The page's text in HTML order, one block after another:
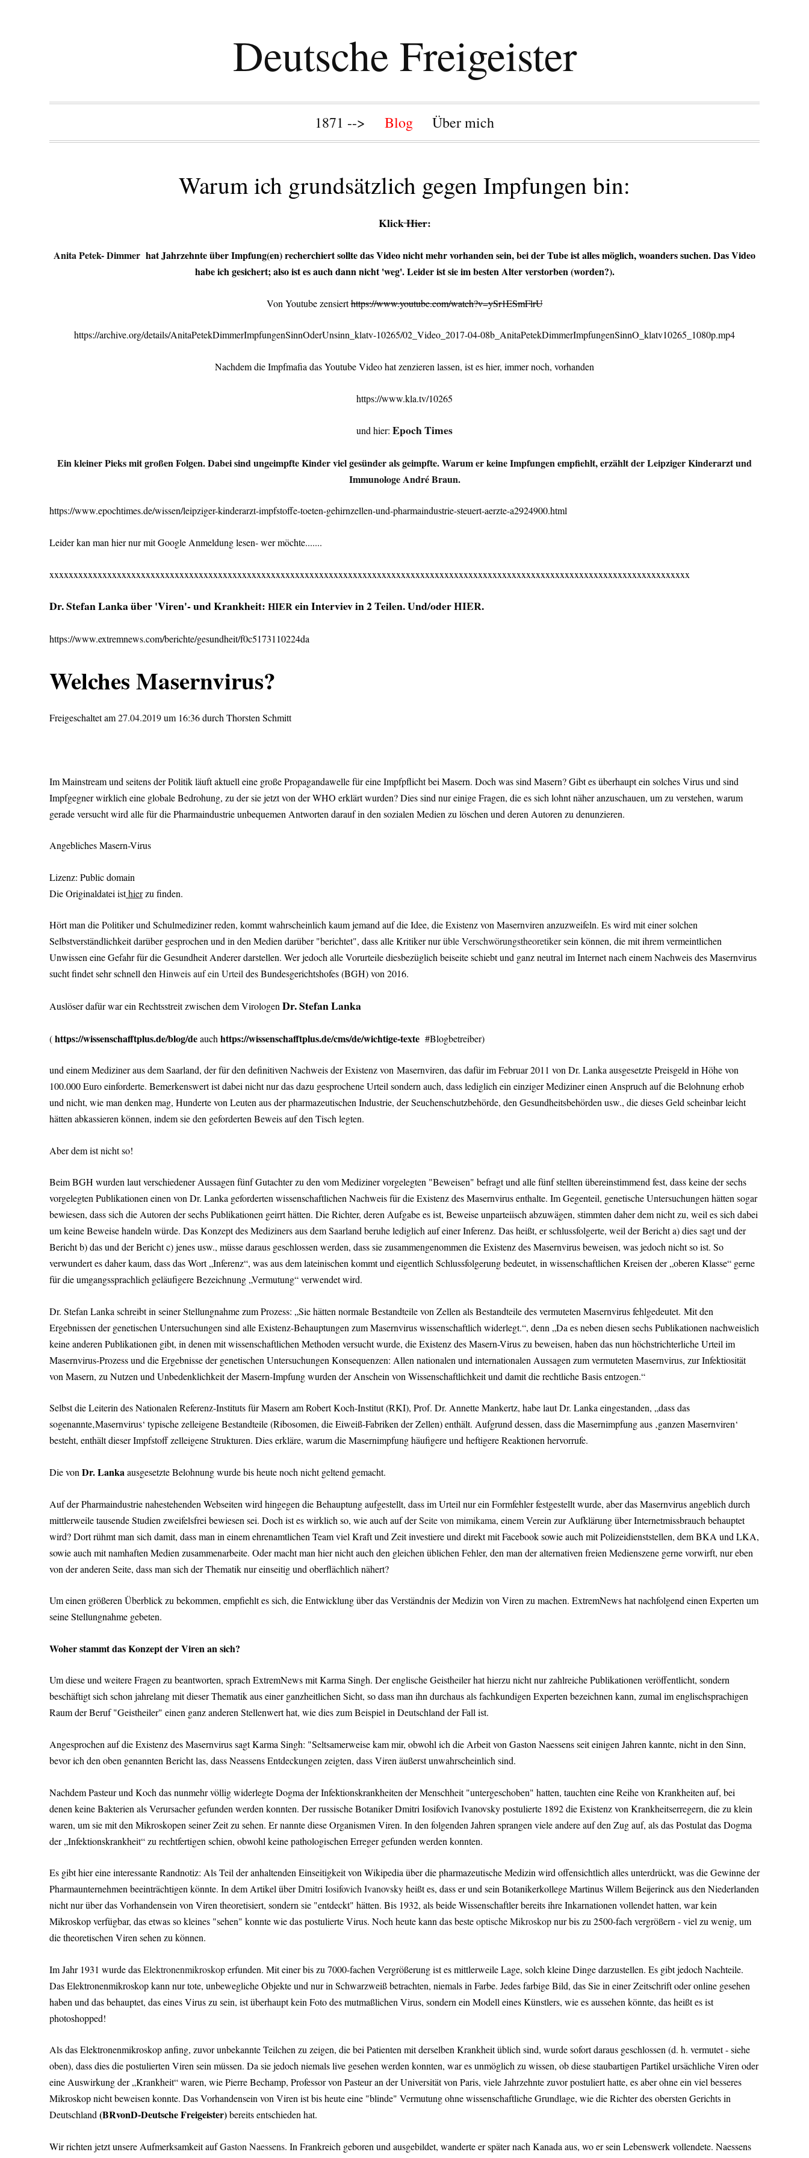
Deutsche Freigeister
1871 --> Blog Über mich
Warum ich grundsätzlich gegen Impfungen bin:
KlickHier:
Anita Petek- Dimmer hat Jahrzehnte über Impfung(en) recherchiert sollte das Video nicht mehr vorhanden sein, bei der Tube ist alles möglich, woanders suchen. Das Video
habe ich gesichert; also ist es auch dann nicht 'weg'. Leider ist sie im besten Alter verstorben (worden?).
Von Youtube zensierthttps://www.youtube.com/watch?v=ySr1ESmFlrU
https://archive.org/details/AnitaPetekDimmerImpfungenSinnOderUnsinn_klatv-10265/02_Video_2017-04-08b_AnitaPetekDimmerImpfungenSinnO_klatv10265_1080p.mp4
Nachdem die Impfmafia das Youtube Video hat zenzieren lassen, ist es hier, immer noch, vorhanden
https://www.kla.tv/10265
und hier: Epoch Times
Ein kleiner Pieks mit großen Folgen. Dabei sind ungeimpfte Kinder viel gesünder als geimpfte. Warum er keine Impfungen empfiehlt, erzählt der Leipziger Kinderarzt und
Immunologe André Braun.
https://www.epochtimes.de/wissen/leipziger-kinderarzt-impfstoffe-toeten-gehirnzellen-und-pharmaindustrie-steuert-aerzte-a2924900.html
Leider kan man hier nur mit Google Anmeldung lesen- wer möchte.......
xxxxxxxxxxxxxxxxxxxxxxxxxxxxxxxxxxxxxxxxxxxxxxxxxxxxxxxxxxxxxxxxxxxxxxxxxxxxxxxxxxxxxxxxxxxxxxxxxxxxxxxxxxxxxxxxxxxxxxxxxxxxxxxxxxxxx
Dr. Stefan Lanka über 'Viren'- und Krankheit: HIERein Interviev in 2 Teilen. Und/oderHIER.
https://www.extremnews.com/berichte/gesundheit/f0c5173110224da
Welches Masernvirus?
Freigeschaltet am27.04.2019um 16:36 durch Thorsten Schmitt
Im Mainstream und seitens der Politik läuft aktuell eine große Propagandawelle für eine Impfpflicht bei Masern. Doch was sind Masern? Gibt es überhaupt ein solches Virus und sind
Impfgegner wirklich eine globale Bedrohung, zu der sie jetzt von der WHO erklärt wurden? Dies sind nur einige Fragen, die es sich lohnt näher anzuschauen, um zu verstehen, warum
gerade versucht wird alle für die Pharmaindustrie unbequemen Antworten darauf in den sozialen Medien zu löschen und deren Autoren zu denunzieren.
Angebliches Masern-Virus
Lizenz: Public domain
Die Originaldatei isthierzu finden.
Hört man die Politiker und Schulmediziner reden, kommt wahrscheinlich kaum jemand auf die Idee, die Existenz von Masernviren anzuzweifeln. Es wird mit einer solchen
Selbstverständlichkeit darüber gesprochen und in den Medien darüber "berichtet", dass alle Kritiker nurüble Verschwörungstheoretikersein können, die mit ihrem vermeintlichen
Unwissen eine Gefahr für die Gesundheit Anderer darstellen. Wer jedoch alle Vorurteile diesbezüglich beiseite schiebt und ganz neutral im Internet nach einem Nachweis des Masernvirus
sucht findet sehr schnell denHinweis auf ein Urteildes Bundesgerichtshofes (BGH) von 2016.
Auslöser dafür war ein Rechtsstreit zwischen dem Virologen Dr. Stefan Lanka
(https://wissenschafftplus.de/blog/deauch https://wissenschafftplus.de/cms/de/wichtige-texte #Blogbetreiber)
und einem Mediziner aus dem Saarland, der für den definitiven Nachweis der Existenz von Masernviren, das dafür im Februar 2011 von Dr. Lanka ausgesetzte Preisgeld in Höhe von
100.000 Euro einforderte. Bemerkenswert ist dabei nicht nur das dazu gesprochene Urteil sondern auch, dass lediglich ein einziger Mediziner einen Anspruch auf die Belohnung erhob
und nicht, wie man denken mag, Hunderte von Leuten aus der pharmazeutischen Industrie, der Seuchenschutzbehörde, den Gesundheitsbehörden usw., die dieses Geld scheinbar leicht
hätten abkassieren können, indem sie den geforderten Beweis auf den Tisch legten.
Aber dem ist nicht so!
Beim BGH wurden laut verschiedener Aussagen fünf Gutachter zu den vom Mediziner vorgelegten "Beweisen" befragt und alle fünf stellten übereinstimmend fest, dass keine der sechs
vorgelegten Publikationen einen von Dr. Lanka geforderten wissenschaftlichen Nachweis für die Existenz des Masernvirus enthalte. Im Gegenteil, genetische Untersuchungen hätten sogar
bewiesen, dass sich die Autoren der sechs Publikationen geirrt hätten. Die Richter, deren Aufgabe es ist, Beweise unparteiisch abzuwägen, stimmten daher dem nicht zu, weil es sich dabei
um keine Beweise handeln würde. Das Konzept des Mediziners aus dem Saarland beruhe lediglich auf einer Inferenz. Das heißt, er schlussfolgerte, weil der Bericht a) dies sagt und der
Bericht b) das und der Bericht c) jenes usw., müsse daraus geschlossen werden, dass sie zusammengenommen die Existenz des Masernvirus beweisen, was jedoch nicht so ist. So
verwundert es daher kaum, dass das Wort „Inferenz“, was aus dem lateinischen kommt und eigentlich Schlussfolgerung bedeutet, in wissenschaftlichen Kreisen der „oberen Klasse“ gerne
für die umgangssprachlich geläufigere Bezeichnung „Vermutung“ verwendet wird.
Dr. Stefan Lanka schreibt in seiner Stellungnahme zum Prozess: „Sie hätten normale Bestandteile von Zellen als Bestandteile des vermuteten Masernvirus fehlgedeutet. Mit den
Ergebnissen der genetischen Untersuchungen sind alle Existenz-Behauptungen zum Masernvirus wissenschaftlich widerlegt.“, denn „Da es neben diesen sechs Publikationen nachweislich
keine anderen Publikationen gibt, in denen mit wissenschaftlichen Methoden versucht wurde, die Existenz des Masern-Virus zu beweisen, haben das nun höchstrichterliche Urteil im
Masernvirus-Prozess und die Ergebnisse der genetischen Untersuchungen Konsequenzen: Allen nationalen und internationalen Aussagen zum vermuteten Masernvirus, zur Infektiosität
von Masern, zu Nutzen und Unbedenklichkeit der Masern-Impfung wurden der Anschein von Wissenschaftlichkeit und damit die rechtliche Basis entzogen.“
Selbst die Leiterin des Nationalen Referenz-Instituts für Masern am Robert Koch-Institut (RKI), Prof. Dr. Annette Mankertz, habe laut Dr. Lanka eingestanden, „dass das
sogenannte‚Masernvirus‘ typische zelleigene Bestandteile (Ribosomen, die Eiweiß-Fabriken der Zellen) enthält. Aufgrund dessen, dass die Masernimpfung aus ‚ganzen Masernviren‘
besteht, enthält dieser Impfstoff zelleigene Strukturen. Dies erkläre, warum die Masernimpfung häufigere und heftigere Reaktionen hervorrufe.
Die von Dr. Lankaausgesetzte Belohnung wurde bis heute noch nicht geltend gemacht.
Auf der Pharmaindustrie nahestehenden Webseiten wird hingegen die Behauptung aufgestellt, dass im Urteil nur ein Formfehler festgestellt wurde, aber das Masernvirus angeblich durch
mittlerweile tausende Studien zweifelsfrei bewiesen sei. Doch ist es wirklich so, wie auch auf derSeite von mimikama, einem Verein zur Aufklärung über Internetmissbrauch behauptet
wird? Dort rühmt man sich damit, dass man in einem ehrenamtlichen Team viel Kraft und Zeit investiere und direkt mit Facebook sowie auch mit Polizeidienststellen, dem BKA und LKA,
sowie auch mit namhaften Medien zusammenarbeite. Oder macht man hier nicht auch den gleichen üblichen Fehler, den man der alternativen freien Medienszene gerne vorwirft, nur eben
von der anderen Seite, dass man sich der Thematik nur einseitig und oberflächlich nähert?
Um einen größeren Überblick zu bekommen, empfiehlt es sich, die Entwicklung über das Verständnis der Medizin von Viren zu machen. ExtremNews hat nachfolgend einen Experten um
seine Stellungnahme gebeten.
Woher stammt das Konzept der Viren an sich?
Um diese und weitere Fragen zu beantworten, sprach ExtremNews mit Karma Singh. Der englische Geistheiler hat hierzu nicht nur zahlreiche Publikationen veröffentlicht, sondern
beschäftigt sich schon jahrelang mit dieser Thematik aus einer ganzheitlichen Sicht, so dass man ihn durchaus als fachkundigen Experten bezeichnen kann, zumal im englischsprachigen
Raum der Beruf "Geistheiler" einen ganz anderen Stellenwert hat, wie dies zum Beispiel in Deutschland der Fall ist.
Angesprochen auf die Existenz des Masernvirus sagt Karma Singh: "Seltsamerweise kam mir, obwohl ich die Arbeit von Gaston Naessens seit einigen Jahren kannte, nicht in den Sinn,
bevor ich den oben genannten Bericht las, dass Neassens Entdeckungen zeigten, dass Viren äußerst unwahrscheinlich sind.
Nachdem Pasteur und Koch das nunmehr völlig widerlegte Dogma der Infektionskrankheiten der Menschheit "untergeschoben" hatten, tauchten eine Reihe von Krankheiten auf, bei
denen keine Bakterien als Verursacher gefunden werden konnten. Der russische Botaniker Dmitri Iosifovich Ivanovsky postulierte 1892 die Existenz von Krankheitserregern, die zu klein
waren, um sie mit den Mikroskopen seiner Zeit zu sehen. Er nannte diese Organismen Viren. In den folgenden Jahren sprangen viele andere auf den Zug auf, als das Postulat das Dogma
der „Infektionskrankheit“ zu rechtfertigen schien, obwohl keine pathologischen Erreger gefunden werden konnten.
Es gibt hier eine interessante Randnotiz: Als Teil der anhaltenden Einseitigkeit von Wikipedia über die pharmazeutische Medizin wird offensichtlich alles unterdrückt, was die Gewinne der
Pharmaunternehmen beeinträchtigen könnte. In dem Artikel überDmitri Iosifovich Ivanovskyheißt es, dass er und sein Botanikerkollege Martinus Willem Beijerinck aus den Niederlanden
nicht nur über das Vorhandensein von Viren theoretisiert, sondern sie "entdeckt" hätten. Bis 1932, als beide Wissenschaftler bereits ihre Inkarnationen vollendet hatten, war kein
Mikroskop verfügbar, das etwas so kleines "sehen" konnte wie das postulierte Virus. Noch heute kann das besteoptische Mikroskopnur bis zu 2500-fach vergrößern - viel zu wenig, um
die theoretischen Viren sehen zu können.
Im Jahr 1931 wurde dasElektronenmikroskoperfunden. Mit einer bis zu 7000-fachen Vergrößerung ist es mittlerweile Lage, solch kleine Dinge darzustellen. Es gibt jedoch Nachteile.
Das Elektronenmikroskop kann nur tote, unbewegliche Objekte und nur in Schwarzweiß betrachten, niemals in Farbe. Jedes farbige Bild, das Sie in einer Zeitschrift oder online gesehen
haben und das behauptet, das eines Virus zu sein, ist überhaupt kein Foto des mutmaßlichen Virus, sondern ein Modell eines Künstlers, wie es aussehen könnte, das heißt es ist
photoshopped!
Als das Elektronenmikroskop anfing, zuvor unbekannte Teilchen zu zeigen, die bei Patienten mit derselben Krankheit üblich sind, wurde sofort daraus geschlossen (d. h. vermutet - siehe
oben), dass dies die postulierten Viren sein müssen. Da sie jedoch niemals live gesehen werden konnten, war es unmöglich zu wissen, ob diese staubartigen Partikel ursächliche Viren oder
eine Auswirkung der „Krankheit“ waren, wie Pierre Bechamp, Professor von Pasteur an der Universität von Paris, viele Jahrzehnte zuvor postuliert hatte, es aber ohne ein viel besseres
Mikroskop nicht beweisen konnte. Das Vorhandensein von Viren ist bis heute eine "blinde" Vermutung ohne wissenschaftliche Grundlage, wie die Richter des obersten Gerichts in
Deutschland(BRvonD-Deutsche Freigeister)bereits entschieden hat.
Wir richten jetzt unsere Aufmerksamkeit aufGaston Naessens. In Frankreich geboren und ausgebildet, wanderte er später nach Kanada aus, wo er sein Lebenswerk vollendete. Naessens